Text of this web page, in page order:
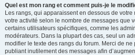
Quel est mon rang et comment puis-je le
Les rangs, qui apparaissent en dessous de votre
votre activité selon le nombre de messages que
certains utilisateurs spécifiques, comme les
modérateurs. Dans la plupart des cas, seul un
modifier le texte des rangs du forum. Merci de
publiant inutilement des messages afin